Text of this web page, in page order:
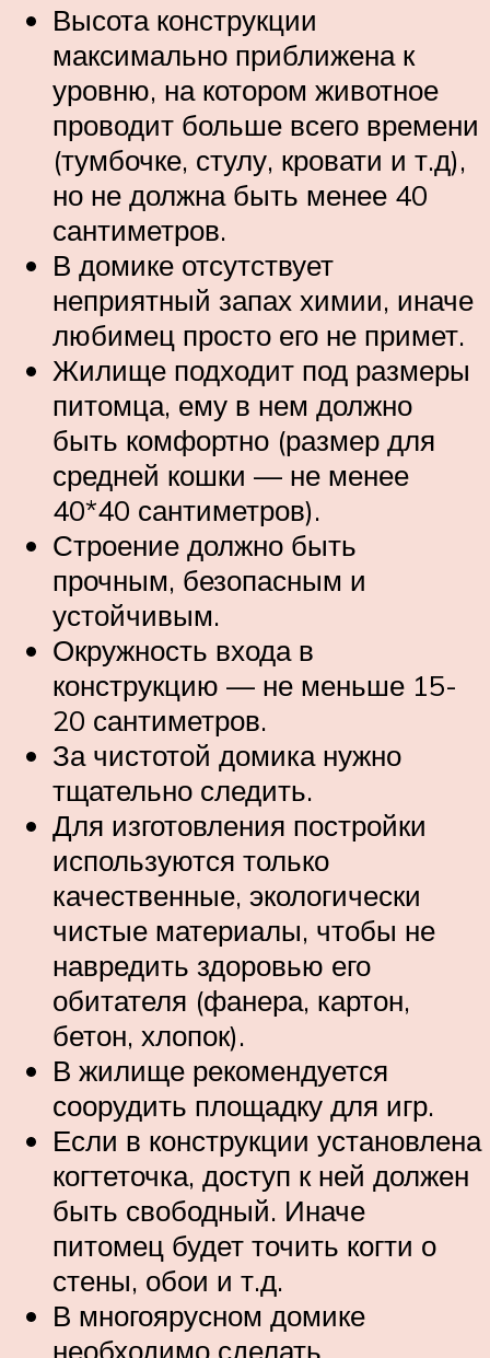
Высота конструкции
максимально приближена к
уровню, на котором животное
проводит больше всего времени
(тумбочке, стулу, кровати и т.д),
но не должна быть менее 40
сантиметров.
В домике отсутствует
неприятный запах химии, иначе
любимец просто его не примет.
Жилище подходит под размеры
питомца, ему в нем должно
быть комфортно (размер для
средней кошки — не менее
40*40 сантиметров).
Строение должно быть
прочным, безопасным и
устойчивым.
Окружность входа в
конструкцию — не меньше 15-
20 сантиметров.
За чистотой домика нужно
тщательно следить.
Для изготовления постройки
используются только
качественные, экологически
чистые материалы, чтобы не
навредить здоровью его
обитателя (фанера, картон,
бетон, хлопок).
В жилище рекомендуется
соорудить площадку для игр.
Если в конструкции установлена
когтеточка, доступ к ней должен
быть свободный. Иначе
питомец будет точить когти о
стены, обои и т.д.
В многоярусном домике
необходимо сделать